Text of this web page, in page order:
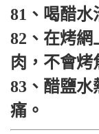
81、喝醋水
82、在烤網
肉，不會烤
83、醋鹽水
痛。